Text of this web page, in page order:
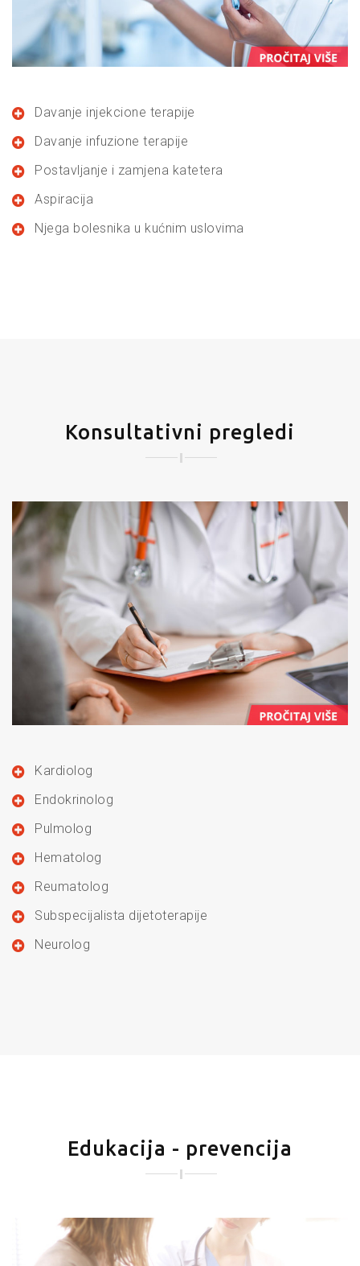
Davanje injekcione terapije
Davanje infuzione terapije
Postavljanje i zamjena katetera
Aspiracija
Njega bolesnika u kućnim uslovima
Konsultativni pregledi
Kardiolog
Endokrinolog
Pulmolog
Hematolog
Reumatolog
Subspecijalista dijetoterapije
Neurolog
Edukacija - prevencija